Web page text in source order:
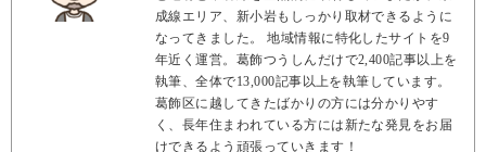
成線エリア、新小岩もしっかり取材できるように
なってきました。 地域情報に特化したサイトを9
年近く運営。葛飾つうしんだけで2,400記事以上を
執筆、全体で13,000記事以上を執筆しています。
葛飾区に越してきたばかりの方には分かりやす
く、長年住まわれている方には新たな発見をお届
けできるよう頑張っていきます！